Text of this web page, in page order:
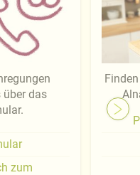
über das
zum